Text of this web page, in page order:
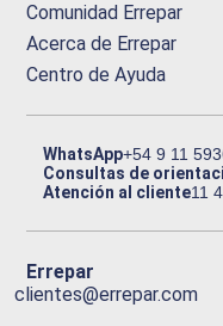
Comunidad Errepar
Acerca de Errepar
Centro de Ayuda
WhatsApp+54 9 11
Consultas de
Atención al cliente11
Errepar
clientes@errepar.com